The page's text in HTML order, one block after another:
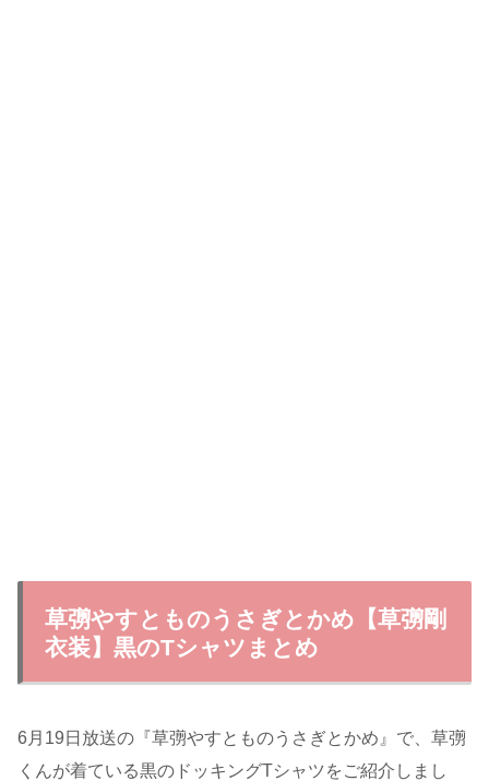
草彅やすとものうさぎとかめ【草彅剛
衣装】黒のTシャツまとめ
6月19日放送の『草彅やすとものうさぎとかめ』で、草彅
くんが着ている黒のドッキングTシャツをご紹介しまし